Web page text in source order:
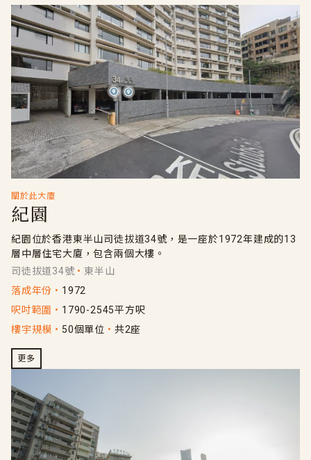
關於此大廈
紀園
紀園位於香港東半山司徒拔道34號，是一座於1972年建成的13
層中層住宅大廈，包含兩個大樓。
司徒拔道34號
東半山
落成年份
1972
呎吋範圍
1790-2545平方呎
樓宇規模
50個單位 共2座
更多